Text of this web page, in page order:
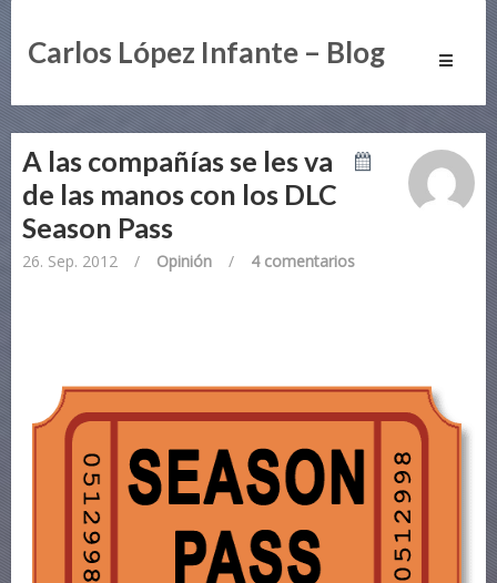
Toggle
Carlos López Infante – Blog
A las compañías se les va
de las manos con los DLC
Season Pass
26. Sep. 2012 / Opinión / 4 comentarios